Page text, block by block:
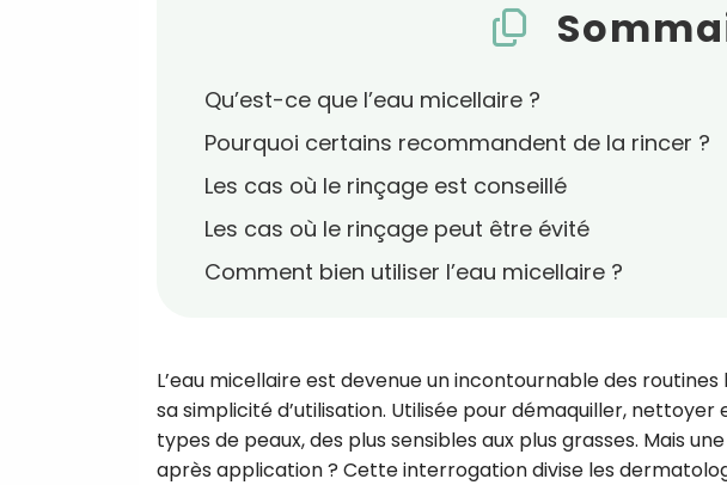
Qu’est-ce que l’eau micellaire ?
Pourquoi certains recommandent de la rincer ?
Les cas où le rinçage est conseillé
Les cas où le rinçage peut être évité
Comment bien utiliser l’eau micellaire ?
L’eau micellaire est devenue un incontournable des
sa simplicité d’utilisation. Utilisée pour démaquiller,
types de peaux, des plus sensibles aux plus grasses. Mais
après application ? Cette interrogation divise les